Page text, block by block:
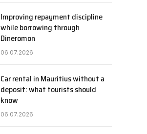
Improving repayment discipline
while borrowing through
Dineromon
06.07.2026
Car rental in Mauritius without a
deposit: what tourists should
know
06.07.2026